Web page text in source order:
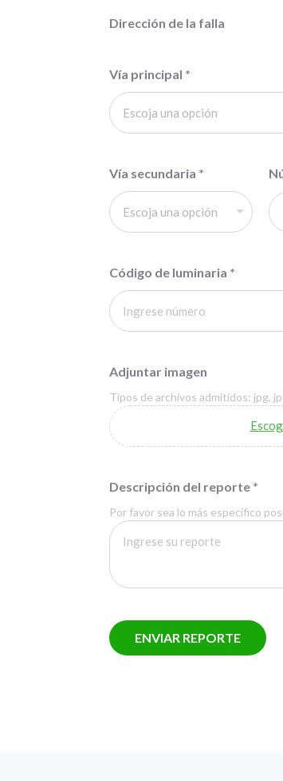
Dirección de la falla
Vía principal *
Vía secundaria *
Código de luminaria *
Adjuntar imagen
Tipos de archivos admitidos: jpg,
Descripción del reporte *
Por favor sea lo más específico
ENVIAR REPORTE